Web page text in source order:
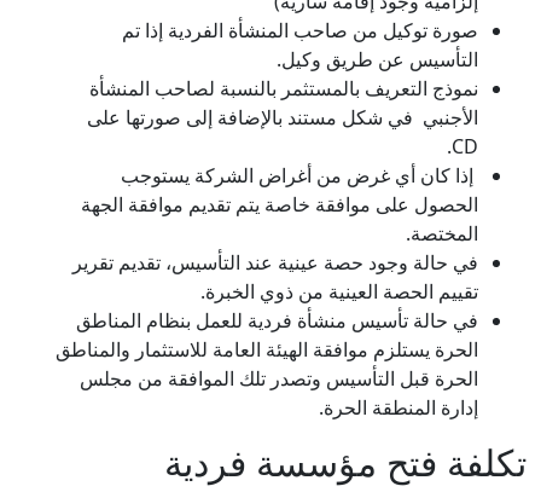
صورة توكيل من صاحب المنشأة الفردية إذا تم
التأسيس عن طريق وكيل.
نموذج التعريف بالمستثمر بالنسبة لصاحب المنشأة
الأجنبي في شكل مستند بالإضافة إلى صورتها على
CD.
إذا كان أي غرض من أغراض الشركة يستوجب
الحصول على موافقة خاصة يتم تقديم موافقة الجهة
المختصة.
في حالة وجود حصة عينية عند التأسيس، تقديم تقرير
تقييم الحصة العينية من ذوي الخبرة.
في حالة تأسيس منشأة فردية للعمل بنظام المناطق
الحرة يستلزم موافقة الهيئة العامة للاستثمار والمناطق
الحرة قبل التأسيس وتصدر تلك الموافقة من مجلس
إدارة المنطقة الحرة.
تكلفة فتح مؤسسة فردية